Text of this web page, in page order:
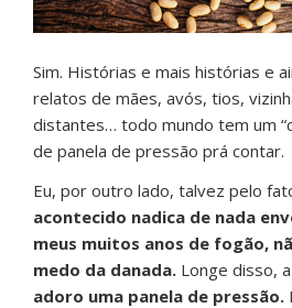
Sim. Histórias e mais histórias e
relatos de mães, avós, tios,
distantes… todo mundo tem um
de panela de pressão prá contar.
Eu, por outro lado, talvez pelo
acontecido nadica de nada
meus muitos anos de fogão,
medo da danada. Longe disso,
adoro uma panela de pressão.